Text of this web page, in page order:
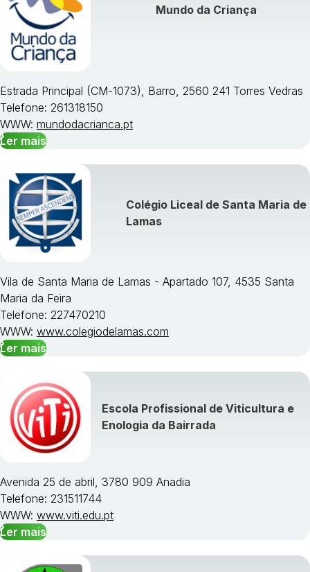
Mundo da Criança
Estrada Principal (CM-1073), Barro, 2560 241 Torres Vedras
Telefone: 261318150
WWW: mundodacrianca.pt
Ler mais
Colégio Liceal de Santa Maria de
Lamas
Vila de Santa Maria de Lamas - Apartado 107, 4535 Santa
Maria da Feira
Telefone: 227470210
WWW: www.colegiodelamas.com
Ler mais
Escola Profissional de Viticultura e
Enologia da Bairrada
Avenida 25 de abril, 3780 909 Anadia
Telefone: 231511744
WWW: www.viti.edu.pt
Ler mais